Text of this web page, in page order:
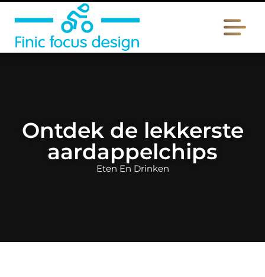
Ontdek de lekkerste
aardappelchips
Eten En Drinken